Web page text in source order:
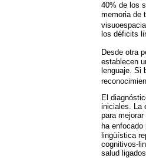
40% de los
memoria de
los déficits
Desde otra
establecen
lenguaje. Si
El
iniciales. La
para
ha
lingüística
cognitivos-
salud